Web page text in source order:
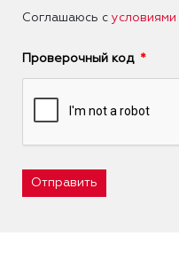
Соглашаюсь с
Проверочный код
Отправить